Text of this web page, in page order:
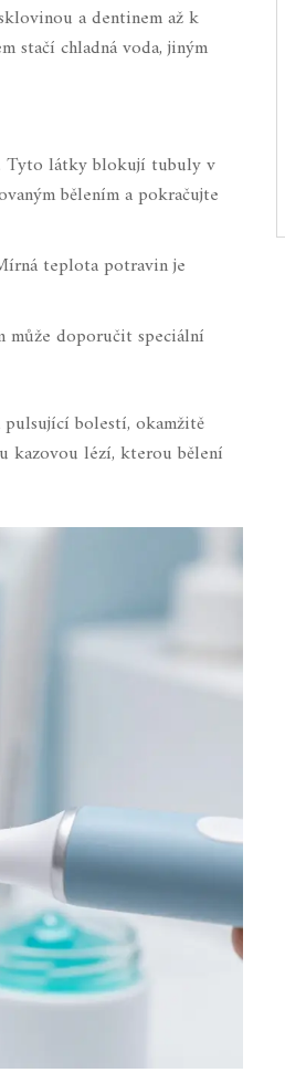
a dentinem až k
stačí chladná voda, jiným
Tyto látky blokují tubuly v
bělením a pokračujte
teplota potravin je
může doporučit speciální
bolestí, okamžitě
kazovou lézí, kterou bělení